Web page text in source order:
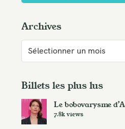
Archives
r
h
i
e
Billets les plus lus
Le bobovarysme
7.8k views